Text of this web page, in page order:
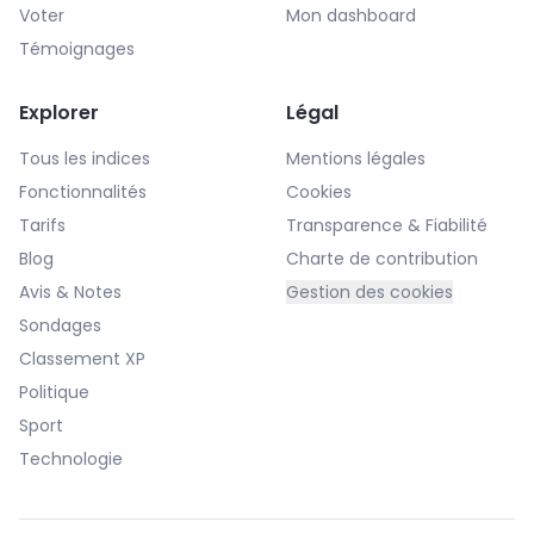
Voter
Témoignages
Mon dashboard
Explorer
Tous les indices
Fonctionnalités
Tarifs
Blog
Avis & Notes
Sondages
Classement XP
Politique
Sport
Technologie
Légal
Mentions légales
Cookies
Transparence & Fiabilité
Charte de contribution
Gestion des cookies